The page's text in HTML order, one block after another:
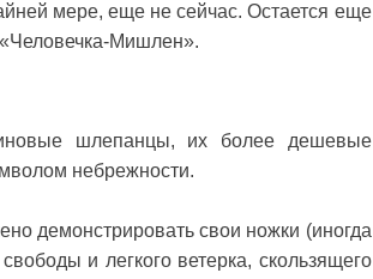
мере, еще не сейчас. Остается еще
«Человечка-Мишлен».
шлепанцы, их более дешевые
небрежности.
демонстрировать свои ножки (иногда
и легкого ветерка, скользящего